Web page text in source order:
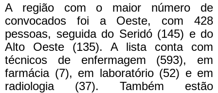
A região com o maior número de
convocados foi a Oeste, com 428
pessoas, seguida do Seridó (145) e do
Alto Oeste (135). A lista conta com
técnicos de enfermagem (593), em
farmácia (7), em laboratório (52) e em
radiologia (37). Também estão